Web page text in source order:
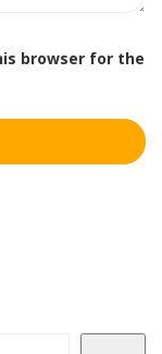
browser for the